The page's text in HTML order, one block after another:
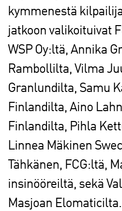
kymmenestä
jatkoon valikoituivat
WSP Oy:ltä, Annika
Rambollilta, Vilma
Granlundilta, Samu
Finlandilta, Aino
Finlandilta, Pihla
Linnea Mäkinen
Tähkänen, FCG:ltä,
insinööreiltä, sekä
Masjoan Elomaticilta.